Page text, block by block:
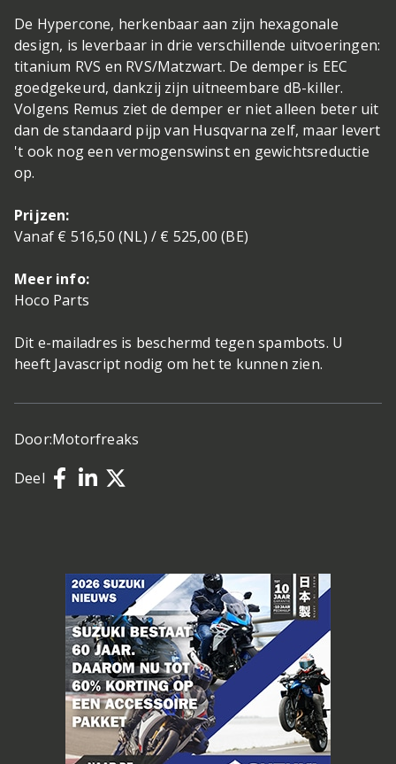
De Hypercone, herkenbaar aan zijn hexagonale
design, is leverbaar in drie verschillende uitvoeringen:
titanium RVS en RVS/Matzwart. De demper is EEC
goedgekeurd, dankzij zijn uitneembare dB-killer.
Volgens Remus ziet de demper er niet alleen beter uit
dan de standaard pijp van Husqvarna zelf, maar levert
't ook nog een vermogenswinst en gewichtsreductie
op.
Prijzen:
Vanaf € 516,50 (NL) / € 525,00 (BE)
Meer info:
Hoco Parts
Dit e-mailadres is beschermd tegen spambots. U
heeft Javascript nodig om het te kunnen zien.
Door:Motorfreaks
Deel